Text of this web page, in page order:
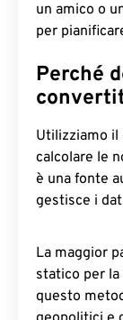
un amico o
per
Perché
Utilizziamo il
calcolare le
è una fonte
gestisce i
La maggior
statico per
questo